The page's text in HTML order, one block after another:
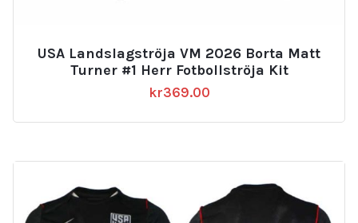
USA Landslagströja VM 2026 Borta Matt
Turner #1 Herr Fotbollströja Kit
kr369.00